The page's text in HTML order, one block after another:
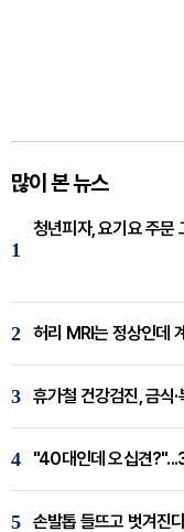
많이 본 뉴스
1
청년피자, 요기요 주문
2 허리 MRI는 정상인데
3 휴가철 건강검진, 금식
4 "40대인데 오십견
5 손발톱 들뜨고 벗겨진